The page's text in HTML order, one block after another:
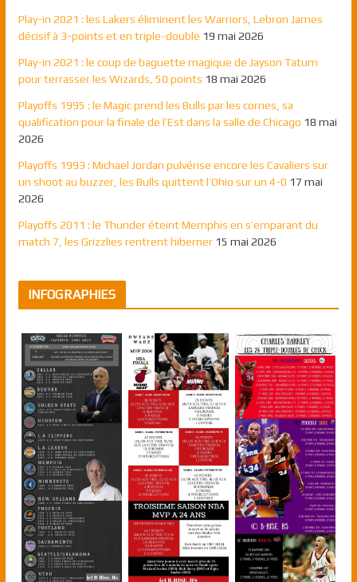
Play-in 2021 : les Lakers éliminent les Warriors, Lebron James
décisif à 3-points et en triple-double 19 mai 2026
Play-in 2021 : le coup de baguette magique de Jayson Tatum
pour terrasser les Wizards, 50 points 18 mai 2026
Playoffs 1995 : le Magic prend les Bulls par les cornes, sa
qualification pour la finale de l’Est dans la salle de Chicago 18 mai
2026
Playoffs 1993 : Michael Jordan pulvérise encore les Cavaliers sur
un shoot au buzzer, les Bulls quittent l’Ohio sur un 4-0 17 mai
2026
Playoffs 2011 : le Thunder éteint Memphis en s’emparant du
match 7, les Grizzlies rentrent hiberner 15 mai 2026
INFOGRAPHIES